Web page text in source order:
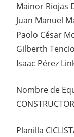
Mainor Riojas
Juan Manuel
Paolo César
Gilberth
Isaac Pérez
Nombre de
Planilla